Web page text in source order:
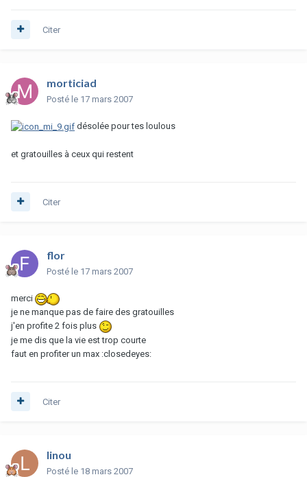
Citer
morticiad
Posté le 17 mars 2007
désolée pour tes loulous
et gratouilles à ceux qui restent
Citer
flor
Posté le 17 mars 2007
merci
je ne manque pas de faire des gratouilles
j'en profite 2 fois plus
je me dis que la vie est trop courte
faut en profiter un max :closedeyes:
Citer
linou
Posté le 18 mars 2007